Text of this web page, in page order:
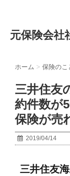
元保険会社
ホーム > 保険のこ
三井住友
約件数が
保険が売
2019/04/14
三井住友